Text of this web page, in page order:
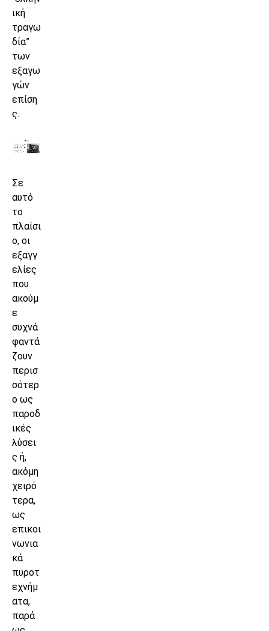
ική
τραγω
δία”
των
εξαγω
γών
επίση
ς.
Σε
αυτό
το
πλαίσι
ο, οι
εξαγγ
ελίες
που
ακούμ
ε
συχνά
φαντά
ζουν
περισ
σότερ
ο ως
παροδ
ικές
λύσει
ς ή,
ακόμη
χειρό
τερα,
ως
επικοι
νωνια
κά
πυροτ
εχνήμ
ατα,
παρά